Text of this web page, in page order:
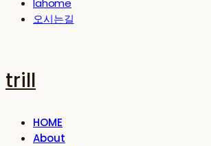
lahome
오시는길
trill
HOME
About